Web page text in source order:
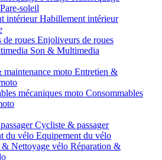
Pare-soleil
Habillement intérieur
Enjoliveurs de roues
Son & Multimedia
Entretien &
Consommables
Cycliste & passager
Equipement du vélo
Réparation &